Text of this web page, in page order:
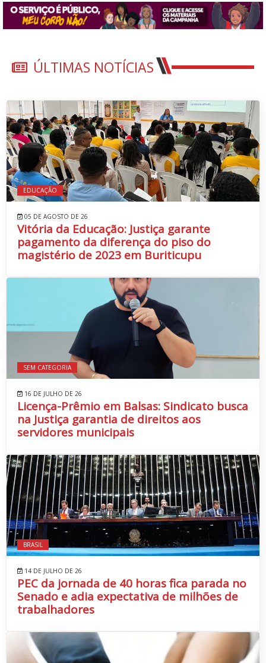
ÚLTIMAS NOTÍCIAS
EDUCAÇÃO
05 DE AGOSTO DE 26
Vitória da Educação: Justiça garante
pagamento da diferença do piso do
magistério de 2023 em Buriticupu
SEM CATEGORIA
16 DE JULHO DE 26
Licença-Prêmio em Balsas: Sindicato busca
na Justiça garantia de direitos aos
servidores municipais
BRASIL
14 DE JULHO DE 26
PEC da jornada de 40 horas fica parada no
Senado e adia expectativa de milhões de
trabalhadores